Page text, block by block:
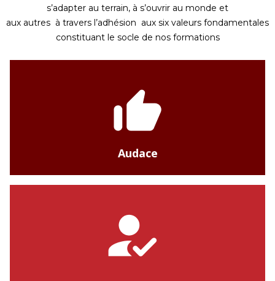
s’adapter au terrain, à s’ouvrir au monde et
aux autres à travers l’adhésion aux six valeurs fondamentales
constituant le socle de nos formations
Audace